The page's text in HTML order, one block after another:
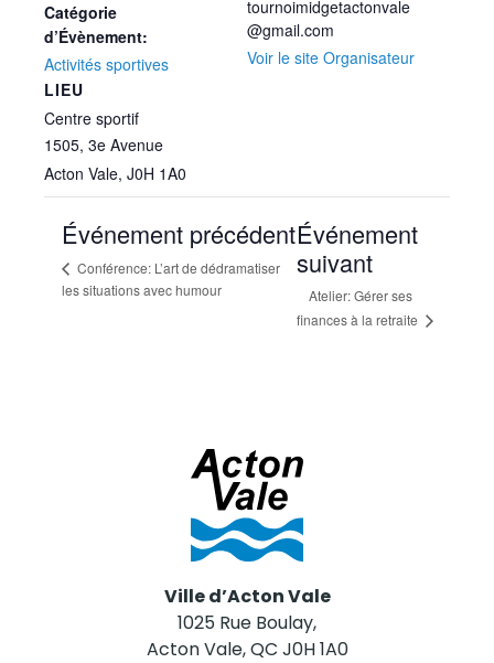
Catégorie
d’Évènement:
Activités sportives
LIEU
Centre sportif
1505, 3e Avenue
Acton Vale, J0H 1A0
tournoimidgetactonvale
@gmail.com
Voir le site Organisateur
Événement précédent
Conférence: L’art de dédramatiser
les situations avec humour
Événement
suivant
Atelier: Gérer ses
finances à la retraite
Ville d’Acton Vale
1025 Rue Boulay,
Acton Vale, QC J0H 1A0